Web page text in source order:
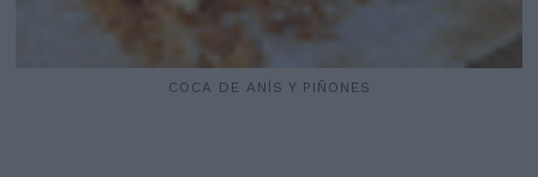
COCA DE ANÍS Y PIÑONES